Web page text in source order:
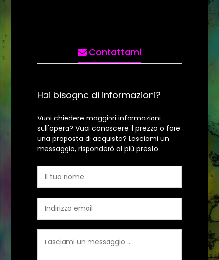
Contattami
Hai bisogno di informazioni?
Vuoi chiedere maggiori informazioni
sull'opera? Vuoi conoscere il prezzo o fare
una proposta di acquisto? Lasciami un
messaggio, risponderò al più presto